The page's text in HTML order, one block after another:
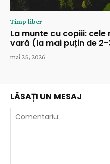
Timp liber
La munte cu copiii:
vară (la mai puțin de
mai 25, 2026
LĂSAȚI UN MESAJ